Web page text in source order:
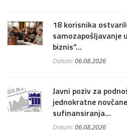
18 korisnika
samozapošljavanje
biznis“...
Datum:06.08.2026
Javni poziv za
jednokratne
sufinansiranja...
Datum:06.08.2026